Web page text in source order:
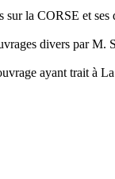
la CORSE et
divers par
ayant trait à